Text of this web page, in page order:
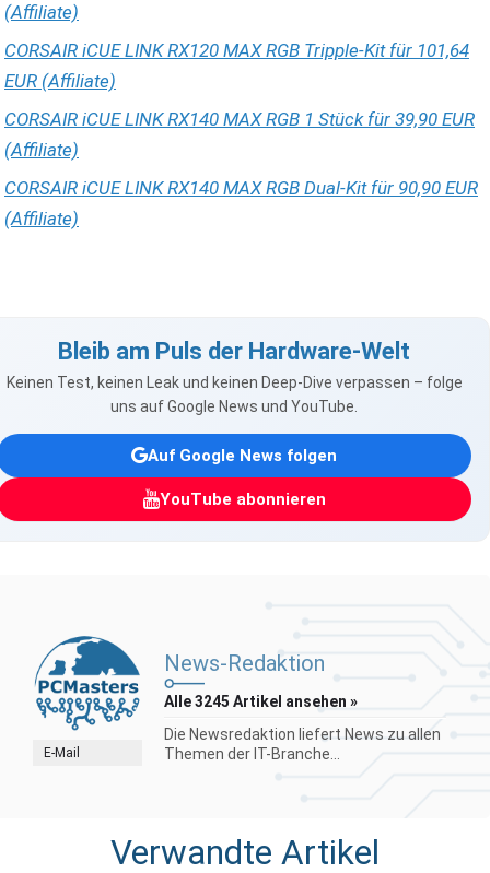
(Affiliate)
CORSAIR iCUE LINK RX120 MAX RGB Tripple-Kit für 101,64
EUR (Affiliate)
CORSAIR iCUE LINK RX140 MAX RGB 1 Stück für 39,90 EUR
(Affiliate)
CORSAIR iCUE LINK RX140 MAX RGB Dual-Kit für 90,90 EUR
(Affiliate)
Bleib am Puls der Hardware-Welt
Keinen Test, keinen Leak und keinen Deep-Dive verpassen – folge
uns auf Google News und YouTube.
Auf Google News folgen
YouTube abonnieren
E-Mail
News-Redaktion
Alle 3245 Artikel ansehen »
Die Newsredaktion liefert News zu allen
Themen der IT-Branche...
Verwandte Artikel